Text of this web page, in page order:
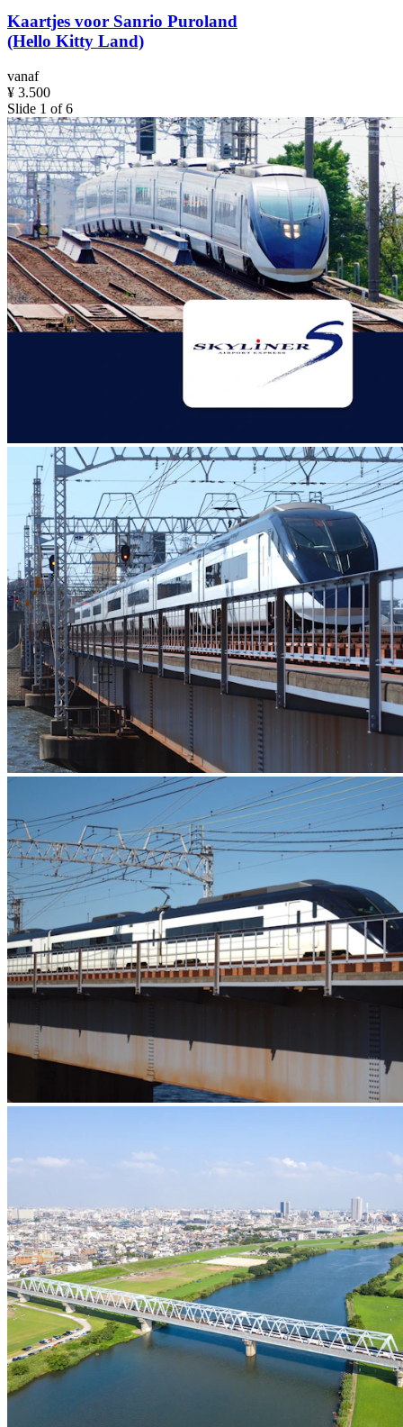
Kaartjes voor Sanrio Puroland
(Hello Kitty Land)
vanaf
¥ 3.500
Slide 1 of 6